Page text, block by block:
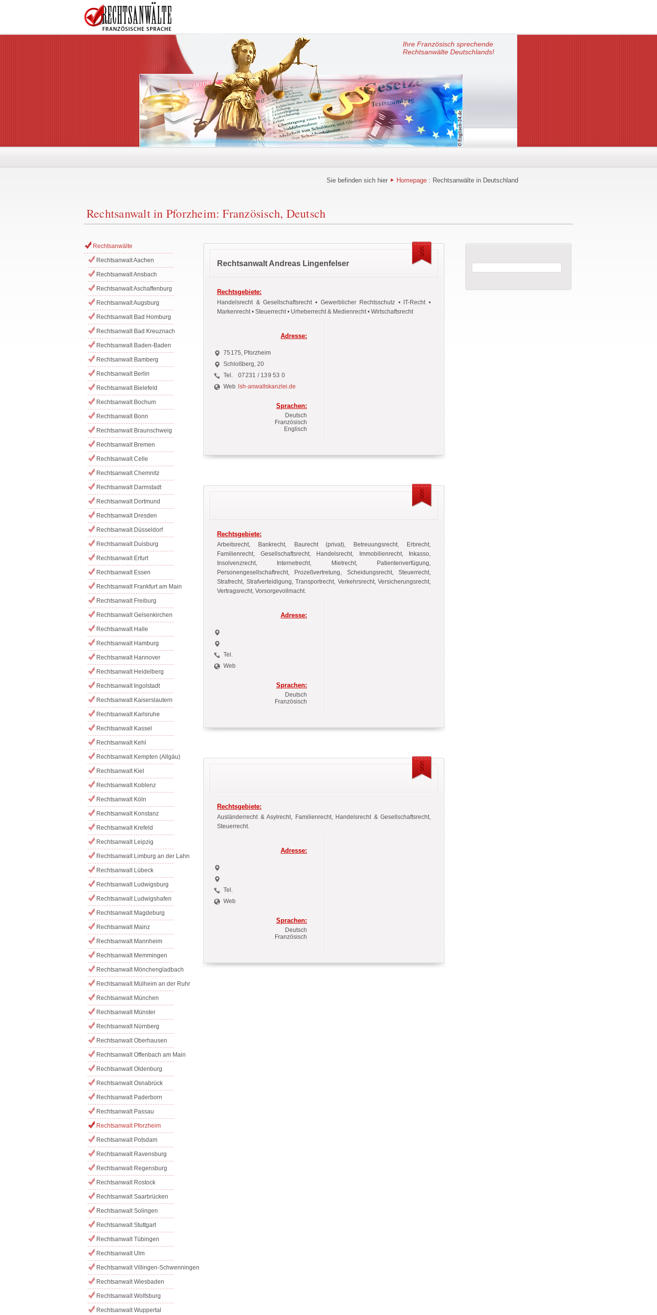
Ihre Französisch sprechende
Rechtsanwälte Deutschlands!
Sie befinden sich hier Homepage : Rechtsanwälte in Deutschland
Rechtsanwalt in Pforzheim: Französisch, Deutsch
Rechtsanwälte
Rechtsanwalt Aachen
Rechtsanwalt Ansbach
Rechtsanwalt Aschaffenburg
Rechtsanwalt Augsburg
Rechtsanwalt Bad Homburg
Rechtsanwalt Bad Kreuznach
Rechtsanwalt Baden-Baden
Rechtsanwalt Bamberg
Rechtsanwalt Berlin
Rechtsanwalt Bielefeld
Rechtsanwalt Bochum
Rechtsanwalt Bonn
Rechtsanwalt Braunschweig
Rechtsanwalt Bremen
Rechtsanwalt Celle
Rechtsanwalt Chemnitz
Rechtsanwalt Darmstadt
Rechtsanwalt Dortmund
Rechtsanwalt Dresden
Rechtsanwalt Düsseldorf
Rechtsanwalt Duisburg
Rechtsanwalt Erfurt
Rechtsanwalt Essen
Rechtsanwalt Frankfurt am Main
Rechtsanwalt Freiburg
Rechtsanwalt Gelsenkirchen
Rechtsanwalt Halle
Rechtsanwalt Hamburg
Rechtsanwalt Hannover
Rechtsanwalt Heidelberg
Rechtsanwalt Ingolstadt
Rechtsanwalt Kaiserslautern
Rechtsanwalt Karlsruhe
Rechtsanwalt Kassel
Rechtsanwalt Kehl
Rechtsanwalt Kempten (Allgäu)
Rechtsanwalt Kiel
Rechtsanwalt Koblenz
Rechtsanwalt Köln
Rechtsanwalt Konstanz
Rechtsanwalt Krefeld
Rechtsanwalt Leipzig
Rechtsanwalt Limburg an der Lahn
Rechtsanwalt Lübeck
Rechtsanwalt Ludwigsburg
Rechtsanwalt Ludwigshafen
Rechtsanwalt Magdeburg
Rechtsanwalt Mainz
Rechtsanwalt Mannheim
Rechtsanwalt Memmingen
Rechtsanwalt Mönchengladbach
Rechtsanwalt Mülheim an der Ruhr
Rechtsanwalt München
Rechtsanwalt Münster
Rechtsanwalt Nürnberg
Rechtsanwalt Oberhausen
Rechtsanwalt Offenbach am Main
Rechtsanwalt Oldenburg
Rechtsanwalt Osnabrück
Rechtsanwalt Paderborn
Rechtsanwalt Passau
Rechtsanwalt Pforzheim
Rechtsanwalt Potsdam
Rechtsanwalt Ravensburg
Rechtsanwalt Regensburg
Rechtsanwalt Rostock
Rechtsanwalt Saarbrücken
Rechtsanwalt Solingen
Rechtsanwalt Stuttgart
Rechtsanwalt Tübingen
Rechtsanwalt Ulm
Rechtsanwalt Villingen-Schwenningen
Rechtsanwalt Wiesbaden
Rechtsanwalt Wolfsburg
Rechtsanwalt Wuppertal
Rechtsanwalt Andreas Lingenfelser
Rechtsgebiete:
Handelsrecht & Gesellschaftsrecht • Gewerblicher Rechtsschutz • IT-Recht •
Markenrecht • Steuerrecht • Urheberrecht & Medienrecht • Wirtschaftsrecht
Adresse:
75175, Pforzheim
Schloßberg, 20
Tel.
07231 / 139 53 0
Web lsh-anwaltskanzlei.de
Sprachen:
Deutsch
Französisch
Englisch
Rechtsgebiete:
Arbeitsrecht, Bankrecht, Baurecht (privat), Betreuungsrecht, Erbrecht,
Familienrecht, Gesellschaftsrecht, Handelsrecht, Immobilienrecht, Inkasso,
Insolvenzrecht, Internetrecht, Mietrecht, Patientenverfügung,
Personengesellschaftrecht, Prozeßvertretung, Scheidungsrecht, Steuerrecht,
Strafrecht, Strafverteidigung, Transportrecht, Verkehrsrecht, Versicherungsrecht,
Vertragsrecht, Vorsorgevollmacht.
Adresse:
Tel.
Web
Sprachen:
Deutsch
Französisch
Rechtsgebiete:
Ausländerrecht & Asylrecht, Familienrecht, Handelsrecht & Gesellschaftsrecht,
Steuerrecht.
Adresse:
Tel.
Web
Sprachen:
Deutsch
Französisch